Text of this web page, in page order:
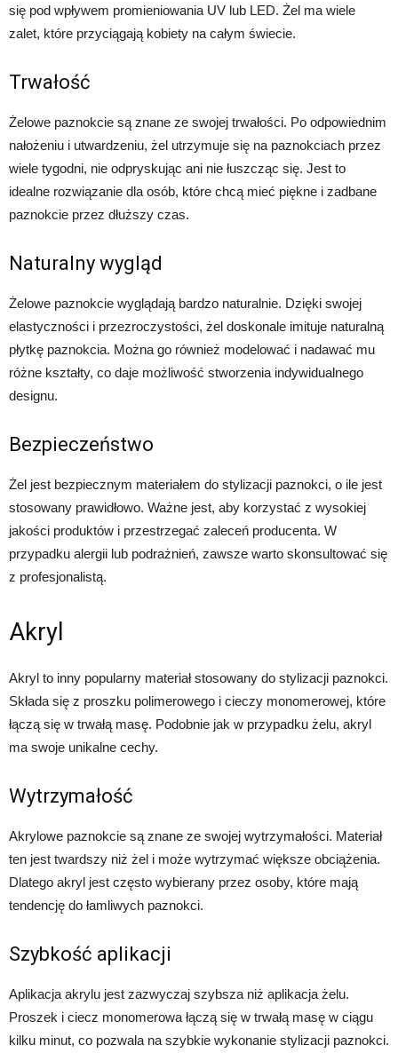
się pod wpływem promieniowania UV lub LED. Żel ma wiele
zalet, które przyciągają kobiety na całym świecie.
Trwałość
Żelowe paznokcie są znane ze swojej trwałości. Po odpowiednim
nałożeniu i utwardzeniu, żel utrzymuje się na paznokciach przez
wiele tygodni, nie odpryskując ani nie łuszcząc się. Jest to
idealne rozwiązanie dla osób, które chcą mieć piękne i zadbane
paznokcie przez dłuższy czas.
Naturalny wygląd
Żelowe paznokcie wyglądają bardzo naturalnie. Dzięki swojej
elastyczności i przezroczystości, żel doskonale imituje naturalną
płytkę paznokcia. Można go również modelować i nadawać mu
różne kształty, co daje możliwość stworzenia indywidualnego
designu.
Bezpieczeństwo
Żel jest bezpiecznym materiałem do stylizacji paznokci, o ile jest
stosowany prawidłowo. Ważne jest, aby korzystać z wysokiej
jakości produktów i przestrzegać zaleceń producenta. W
przypadku alergii lub podrażnień, zawsze warto skonsultować się
z profesjonalistą.
Akryl
Akryl to inny popularny materiał stosowany do stylizacji paznokci.
Składa się z proszku polimerowego i cieczy monomerowej, które
łączą się w trwałą masę. Podobnie jak w przypadku żelu, akryl
ma swoje unikalne cechy.
Wytrzymałość
Akrylowe paznokcie są znane ze swojej wytrzymałości. Materiał
ten jest twardszy niż żel i może wytrzymać większe obciążenia.
Dlatego akryl jest często wybierany przez osoby, które mają
tendencję do łamliwych paznokci.
Szybkość aplikacji
Aplikacja akrylu jest zazwyczaj szybsza niż aplikacja żelu.
Proszek i ciecz monomerowa łączą się w trwałą masę w ciągu
kilku minut, co pozwala na szybkie wykonanie stylizacji paznokci.